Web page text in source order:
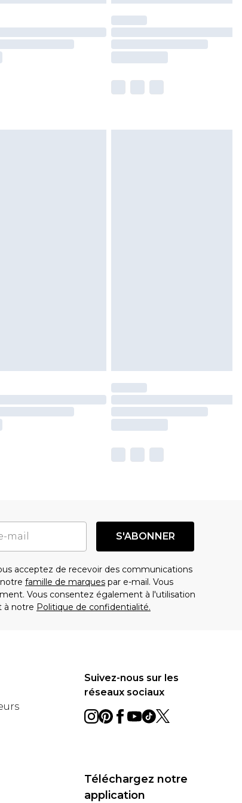
S'ABONNER
acceptez de recevoir des communications
famille de marques par e-mail. Vous
Vous consentez également à l'utilisation
à notre Politique de confidentialité.
Suivez-nous sur les
réseaux sociaux
Téléchargez notre
application